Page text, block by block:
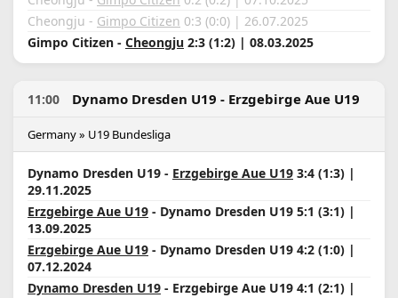
Cheongju - Gimpo Citizen 0:3 (0:0) | 26.07.2025
Gimpo Citizen - Cheongju 2:3 (1:2) | 08.03.2025
11:00 Dynamo Dresden U19 - Erzgebirge Aue U19
Germany » U19 Bundesliga
Dynamo Dresden U19 - Erzgebirge Aue U19 3:4 (1:3) |
29.11.2025
Erzgebirge Aue U19 - Dynamo Dresden U19 5:1 (3:1) |
13.09.2025
Erzgebirge Aue U19 - Dynamo Dresden U19 4:2 (1:0) |
07.12.2024
Dynamo Dresden U19 - Erzgebirge Aue U19 4:1 (2:1) |